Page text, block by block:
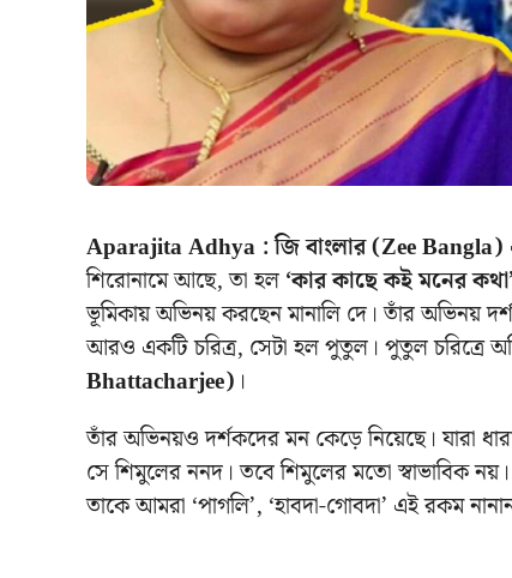
Aparajita Adhya :জি বাংলার (Zee Bangla)
শিরোনামে আছে, তা হল‘কার কাছে কই মনের
ভূমিকায় অভিনয় করছেন মানালি দে। তাঁর অভিনয়
আরও একটি চরিত্র, সেটা হল পুতুল। পুতুল চরিত্রে
Bhattacharjee) ।
তাঁর অভিনয়ও দর্শকদের মন কেড়ে নিয়েছে। যারা
সে শিমুলের ননদ। তবে শিমুলের মতো স্বাভাবিক
তাকে আমরা ‘পাগলি’, ‘হাবদা-গোবদা’ এই রকম